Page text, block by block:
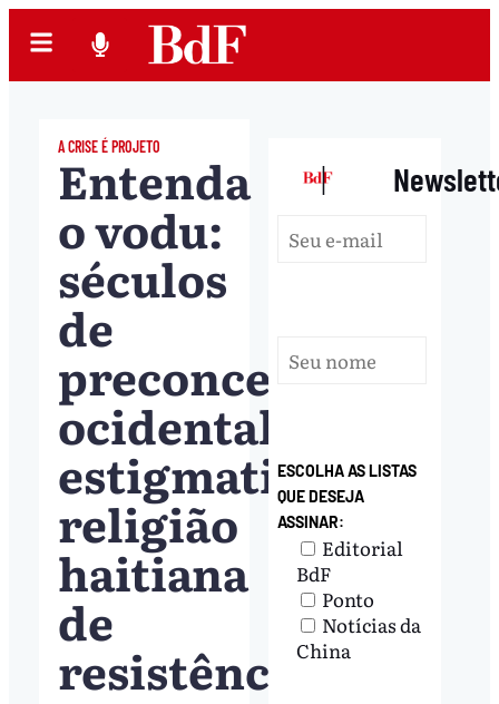
A CRISE É PROJETO
Entenda
o vodu:
séculos
de
preconceito
ocidental
estigmatizaram
religião
haitiana
de
resistência
|
ESCOLHA AS LISTAS
QUE DESEJA
ASSINAR:
Editorial
BdF
Ponto
Notícias da
China